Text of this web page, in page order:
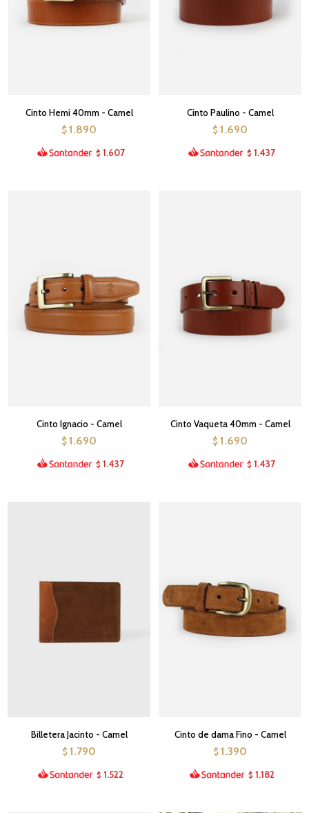
Cinto Hemi 40mm - Camel
$ 1.890
$ 1.607
Cinto Paulino - Camel
$ 1.690
$ 1.437
Cinto Ignacio - Camel
$ 1.690
$ 1.437
Cinto Vaqueta 40mm - Camel
$ 1.690
$ 1.437
Billetera Jacinto - Camel
$ 1.790
$ 1.522
Cinto de dama Fino - Camel
$ 1.390
$ 1.182